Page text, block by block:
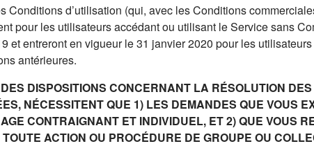
Conditions d’utilisation (qui, avec les Conditions
pour les utilisateurs accédant ou utilisant le Service sans
et entreront en vigueur le 31 janvier 2020 pour les
antérieures.
DISPOSITIONS CONCERNANT LA RÉSOLUTION
NÉCESSITENT QUE 1) LES DEMANDES QUE VOUS
CONTRAIGNANT ET INDIVIDUEL, ET 2) QUE VOUS
ACTION OU PROCÉDURE DE GROUPE OU